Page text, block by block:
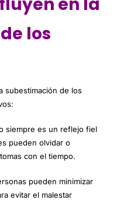
en la
los
subestimación de los
siempre es un reflejo fiel
pueden olvidar o
con el tiempo.
pueden minimizar
evitar el malestar